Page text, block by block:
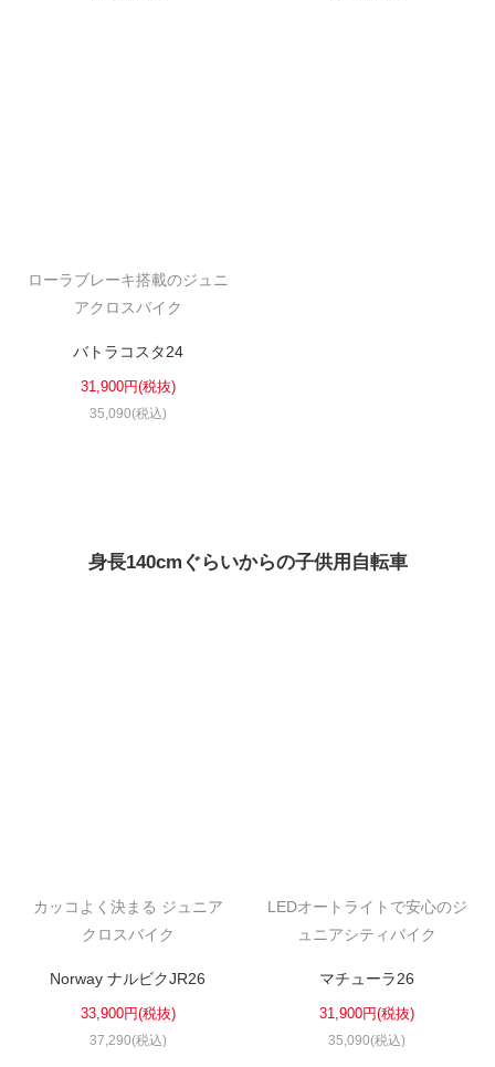
ローラブレーキ搭載のジュニ
アクロスバイク
バトラコスタ24
31,900円(税抜)
35,090(税込)
身長140cmぐらいからの子供用自転車
カッコよく決まる ジュニア
クロスバイク
Norway ナルビクJR26
33,900円(税抜)
37,290(税込)
LEDオートライトで安心のジ
ュニアシティバイク
マチューラ26
31,900円(税抜)
35,090(税込)